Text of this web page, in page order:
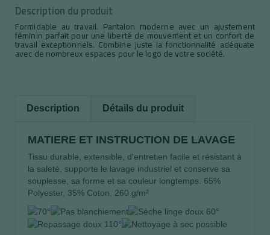
Description du produit
Formidable au travail. Pantalon moderne avec un ajustement
féminin parfait pour une liberté de mouvement et un confort de
travail exceptionnels. Combine juste la fonctionnalité adéquate
avec de nombreux espaces pour le logo de votre société.
Description Détails du produit
MATIERE ET INSTRUCTION DE LAVAGE
Tissu durable, extensible, d'entretien facile et résistant à
la saleté, supporte le lavage industriel et conserve sa
souplesse, sa forme et sa couleur longtemps. 65%
Polyester, 35% Coton, 260 g/m²